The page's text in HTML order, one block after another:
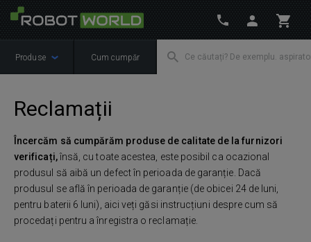
Produse Cum cumpăr
Reclamații
Încercăm să cumpărăm produse de calitate de la furnizori
verificați,însă, cu toate acestea, este posibil ca ocazional
produsul să aibă un defect în perioada de garanție. Dacă
produsul se află în perioada de garanție (de obicei 24 de luni,
pentru baterii 6 luni), aici veți găsi instrucțiuni despre cum să
procedați pentru a înregistra o reclamație.